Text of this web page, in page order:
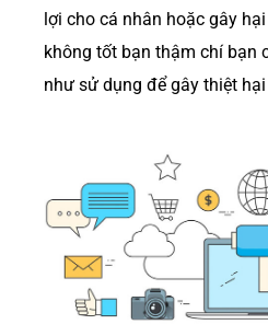
lợi cho cá nhân hoặc gây
không tốt bạn thậm chí bạn
như sử dụng để gây thiệt